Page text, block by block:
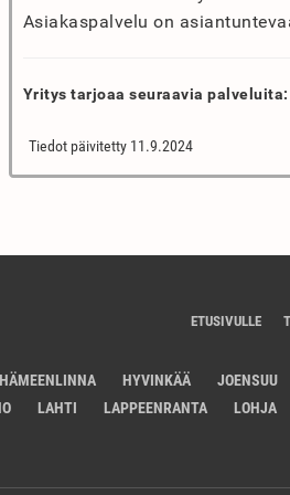
Asiakaspalvelu on
Yritys tarjoaa seuraavia palveluita:
Tiedot päivitetty 11.9.2024
ETUSIVULLE
HÄMEENLINNA HYVINKÄÄ JOENSUU
LAHTI LAPPEENRANTA LOHJA